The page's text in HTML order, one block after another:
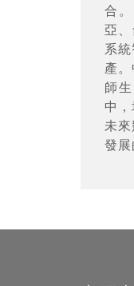
合
亞
系
產
師
中
未
發展